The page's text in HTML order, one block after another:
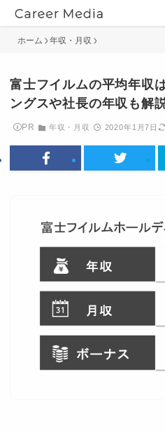
ホーム 年収・月収
富士フイルムの平均年収
ングスや社長の年収も解説
PR 年収・月収 2020年1月7日